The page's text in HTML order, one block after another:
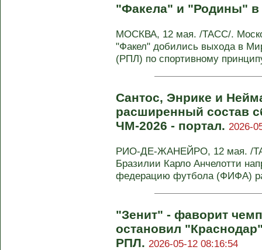
"Факела" и "Родины"
МОСКВА, 12 мая. /ТАСС/.
"Факел" добились выхода в
(РПЛ) по спортивному
Сантос, Энрике и
расширенный состав
ЧМ-2026 - портал. 2026-
РИО-ДЕ-ЖАНЕЙРО, 12 мая. /
Бразилии Карло Анчелотти
федерацию футбола (ФИФА)
"Зенит" - фаворит
остановил
РПЛ. 2026-05-12 08:16:54